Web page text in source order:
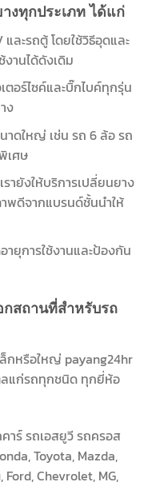
งทุกประเภท ได้แก่
ละรถตู้ โดยใช้วิธีอุดและ
งานได้ดังเดิม
อร์ไซค์และบิ๊กไบค์ทุกรุ่น
ง
าดใหญ่ เช่น รถ 6 ล้อ รถ
เศษ
ายังให้บริการเปลี่ยนยาง
พดีจากแบรนด์ชั้นนำให้
ายุการใช้งานและป้องกัน
กสถานที่สำหรับรถ
ล็กหรือใหญ่ payang24hr
ลแก่รถทุกชนิด ทุกยี่ห้อ
าร์ รถเอสยูวี รถครอส
Toyota, Mazda,
Chevrolet, MG,